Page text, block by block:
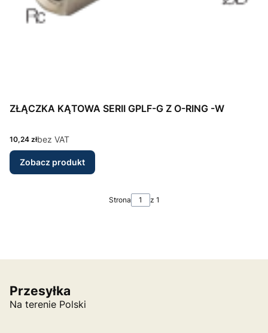
ZŁĄCZKA KĄTOWA SERII GPLF-G Z O-RING -W
Cena
10,24 złbez VAT
Zobacz produkt
Strona z 1
Przesyłka
Na terenie Polski